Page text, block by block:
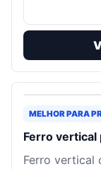
MELHOR PARA
Ferro vertical
Ferro vertical